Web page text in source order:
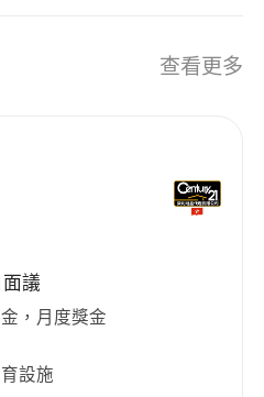
and thus fosters
real estate. We believe
and an in-depth
needs, Century 21
with the highest
查看更多
議
，月度獎金
設施